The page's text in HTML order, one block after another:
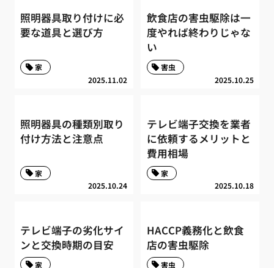
照明器具取り付けに必
要な道具と選び方
2025.11.02
家
飲食店の害虫駆除は一
度やれば終わりじゃな
い
2025.10.25
害虫
照明器具の種類別取り
付け方法と注意点
2025.10.24
家
テレビ端子交換を業者
に依頼するメリットと
費用相場
2025.10.18
家
テレビ端子の劣化サイ
ンと交換時期の目安
家
HACCP義務化と飲食
店の害虫駆除
害虫